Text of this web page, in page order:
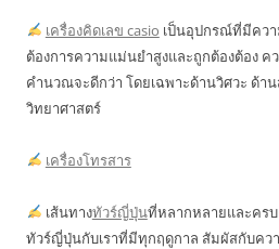
เครื่องคิดเลข casio เป็นอุปกรณ์ที่มีคว
ต้องการความแม่นยำสูงและถูกต้องต้อง ค
คำนวณจะดีกว่า โดยเฉพาะด้านวิศวะ ด้า
วิทยาศาสตร์
เครื่องโทรสาร
เส้นทางทัวร์ญี่ปุ่นที่หลากหลายและคร
ทัวร์ญี่ปุ่นกับเราที่มีทุกฤดูกาล สัมผัสกับคว